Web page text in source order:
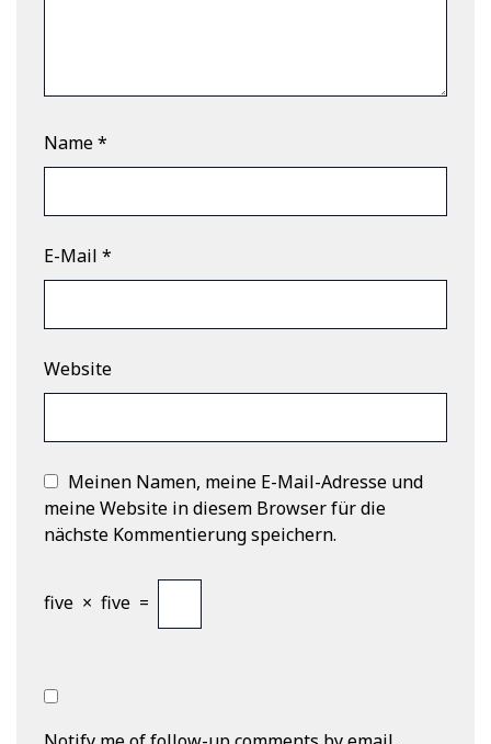
Name*
E-Mail *
Website
Meinen Namen, meine E-Mail-Adresse und
meine Website in diesem Browser für die
nächste Kommentierung speichern.
five × five =